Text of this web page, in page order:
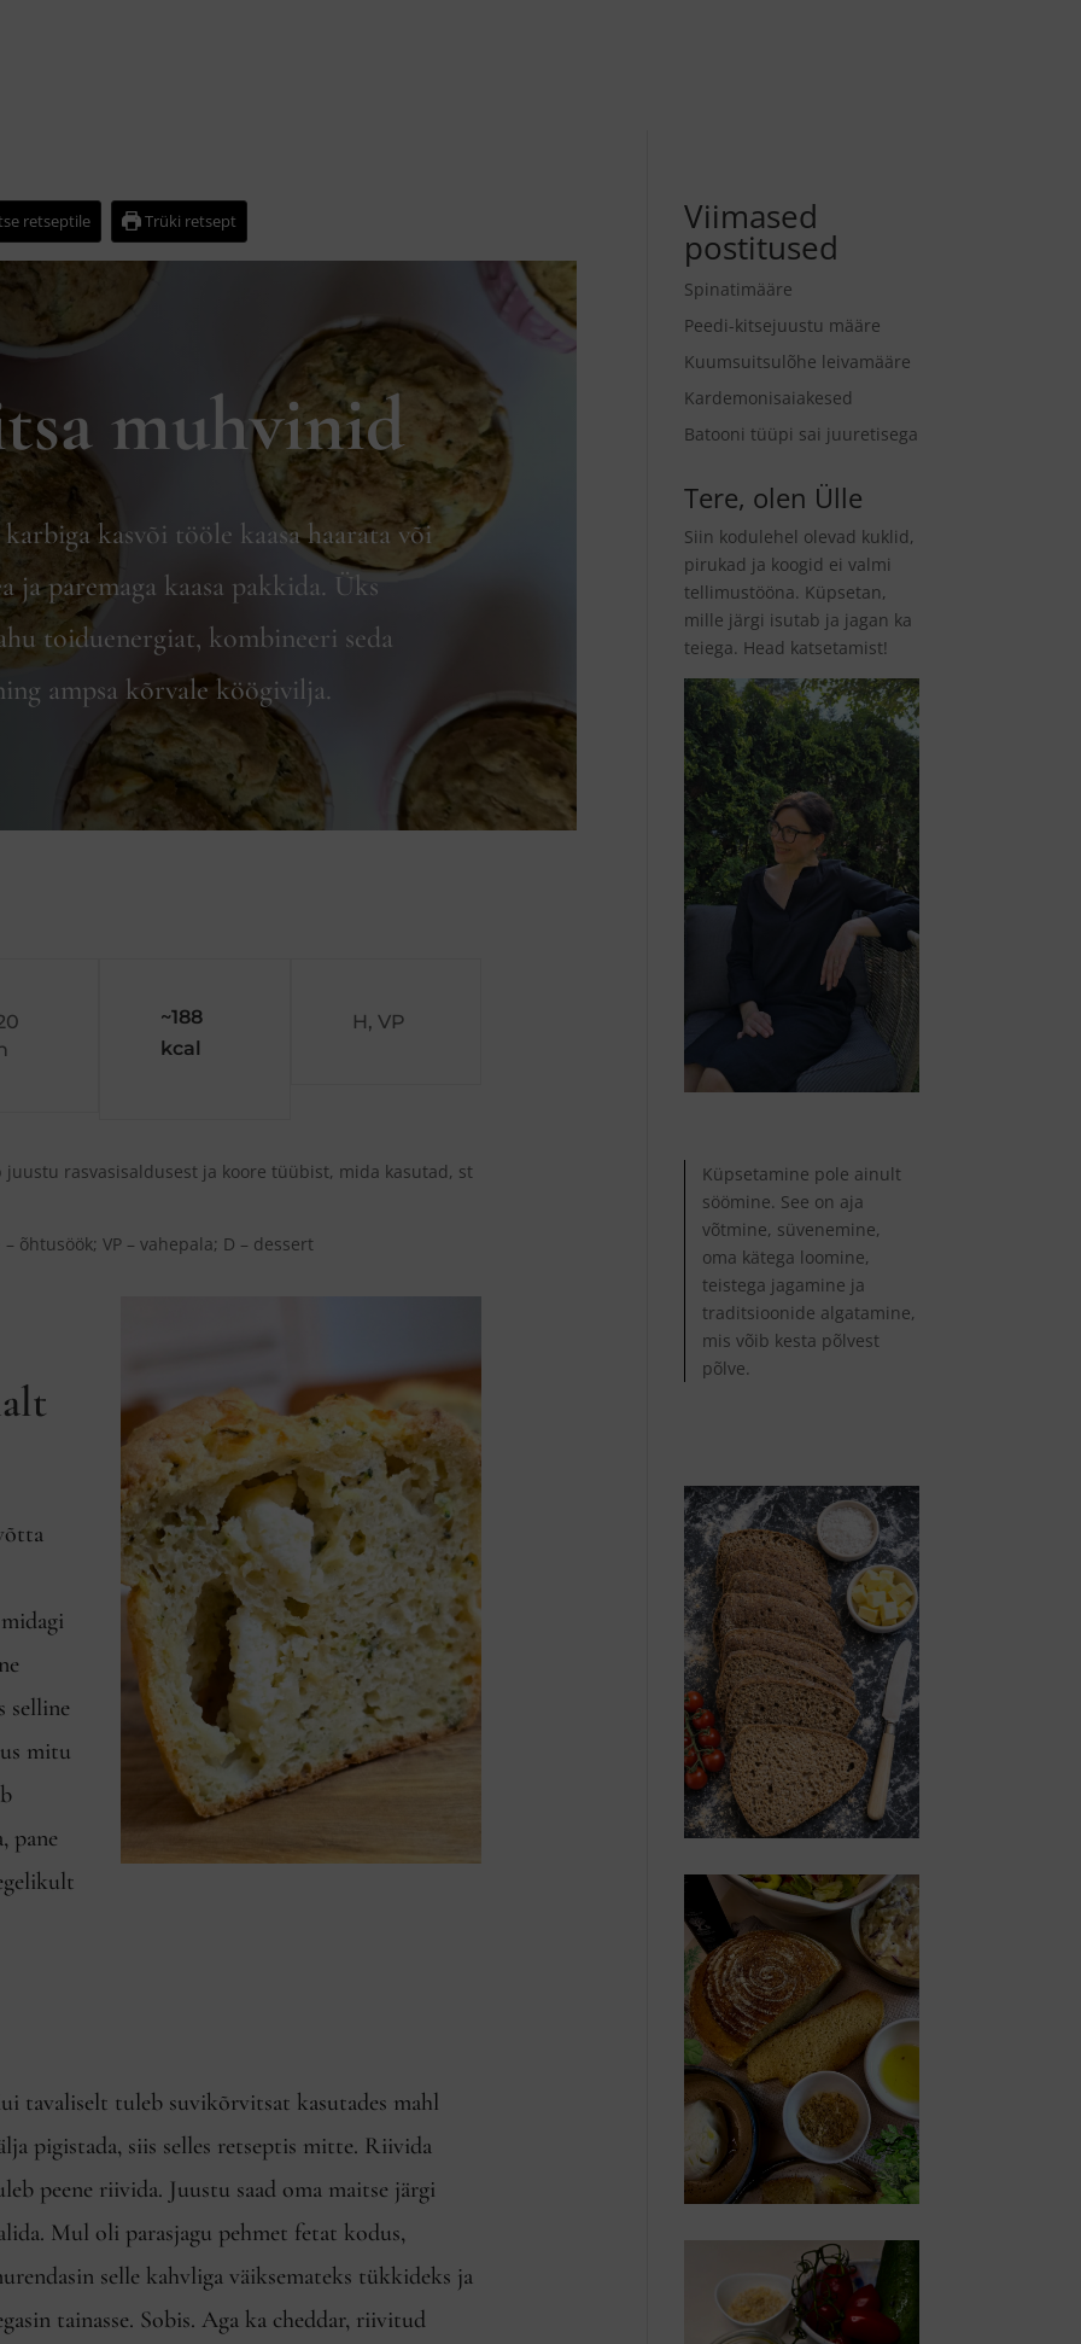
retseptile Trüki retsept
muhvinid
kasvõi tööle kaasa haarata või
ja paremaga kaasa pakkida. Üks
toiduenergiat, kombineeri seda
ampsa kõrvale köögivilja.
~188
kcal
H, VP
rasvasisaldusest ja koore tüübist, mida kasutad, st
õhtusöök; VP – vahepala; D – dessert
selline
mitu
pane
tavaliselt tuleb suvikõrvitsat kasutades mahl
pigistada, siis selles retseptis mitte. Riivida
peene riivida. Juustu saad oma maitse järgi
Mul oli parasjagu pehmet fetat kodus,
selle kahvliga väiksemateks tükkideks ja
tainasse. Sobis. Aga ka cheddar, riivitud
Viimased
postitused
Spinatimääre
Peedi-kitsejuustu määre
Kuumsuitsulõhe leivamääre
Kardemonisaiakesed
Batooni tüüpi sai juuretisega
Tere, olen Ülle
Siin kodulehel olevad kuklid,
pirukad ja koogid ei valmi
tellimustööna. Küpsetan,
mille järgi isutab ja jagan ka
teiega. Head katsetamist!
Küpsetamine pole ainult
söömine. See on aja
võtmine, süvenemine,
oma kätega loomine,
teistega jagamine ja
traditsioonide algatamine,
mis võib kesta põlvest
põlve.